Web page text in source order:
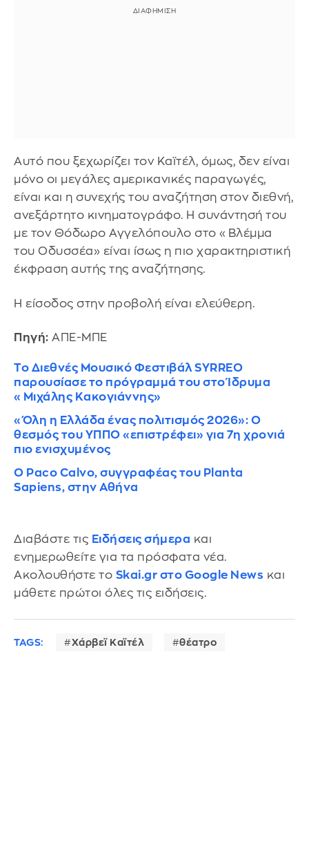
Αυτό που ξεχωρίζει τον Καϊτέλ, όμως, δεν είναι
μόνο οι μεγάλες αμερικανικές παραγωγές,
είναι και η συνεχής του αναζήτηση στον διεθνή,
ανεξάρτητο κινηματογράφο. Η συνάντησή του
με τον Θόδωρο Αγγελόπουλο στο «Βλέμμα
του Οδυσσέα» είναι ίσως η πιο χαρακτηριστική
έκφραση αυτής της αναζήτησης.
Η είσοδος στην προβολή είναι ελεύθερη.
Πηγή: ΑΠΕ-ΜΠΕ
Το Διεθνές Μουσικό Φεστιβάλ SYRREO
παρουσίασε το πρόγραμμά του στο Ίδρυμα
«Μιχάλης Κακογιάννης»
«Όλη η Ελλάδα ένας πολιτισμός 2026»: Ο
θεσμός του ΥΠΠΟ «επιστρέφει» για 7η χρονιά
πιο ενισχυμένος
Ο Paco Calvo, συγγραφέας του Planta
Sapiens, στην Αθήνα
Διαβάστε τις Ειδήσεις σήμερα και
ενημερωθείτε για τα πρόσφατα νέα.
Ακολουθήστε το Skai.gr στο Google News και
μάθετε πρώτοι όλες τις ειδήσεις.
TAGS: Χάρβεϊ Καϊτέλ θέατρο